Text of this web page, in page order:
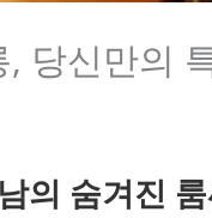
당신만의
의 숨겨진